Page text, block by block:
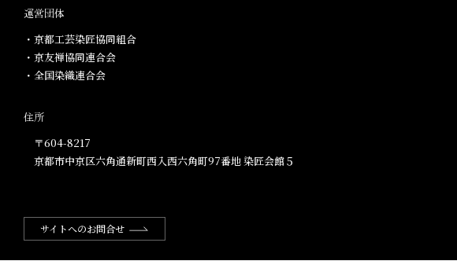
運営団体
・京都工芸染匠協同組合​
・京友禅協同連合会
・全国染織連合会
住所
〒604-8217
京都市中京区六角通新町西入西六角町97番地​ 染匠会館５
サイトへのお問合せ